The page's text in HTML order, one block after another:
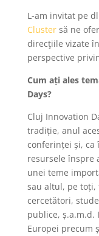
L-am invitat pe
Clustersă ne
direcţiile vizate
perspective
Cum ați ales
Days?
Cluj Innovation
tradiție, anul
conferinței și, ca
resursele înspre
unei teme
sau altul, pe toți,
cercetători,
publice, ș.a.m.d.
Europei precum